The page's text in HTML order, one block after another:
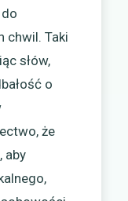
chwil. Taki
słów,
o
że
aby